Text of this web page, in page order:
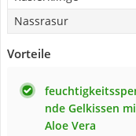
Nassrasur
Vorteile
nde Gelkissen
Aloe Vera